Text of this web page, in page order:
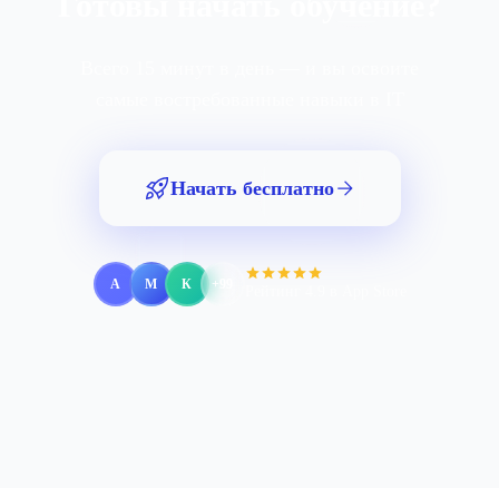
Начать бесплатно
А М К +99